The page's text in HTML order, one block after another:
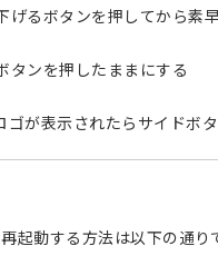
げるボタンを押してから素
タンを押したままにする
が表示されたらサイドボ
起動する方法は以下の通り